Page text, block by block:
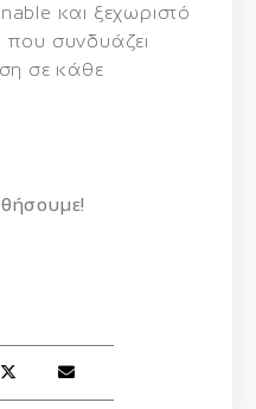
και ξεχωριστό
που συνδυάζει
σε κάθε